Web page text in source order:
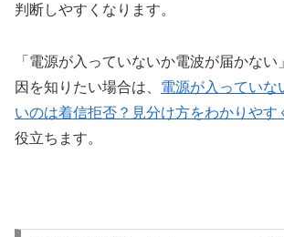
判断しやすくなります。
「電源が入っていないか電波が届かな
因を知りたい場合は、 電源が入っていな
いのは着信拒否？見分け方をわかりやす
役立ちます。